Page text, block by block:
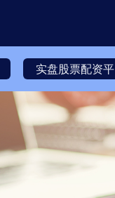
实盘股票配资